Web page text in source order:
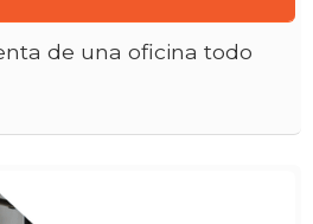
de una oficina todo